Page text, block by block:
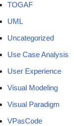
TOGAF
UML
Uncategorized
Use Case Analysis
User Experience
Visual Modeling
Visual Paradigm
VPasCode